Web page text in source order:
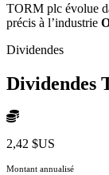
TORM plc évolue
précis à l’industrie
Dividendes
Dividendes
2,42 $US
Montant annualisé